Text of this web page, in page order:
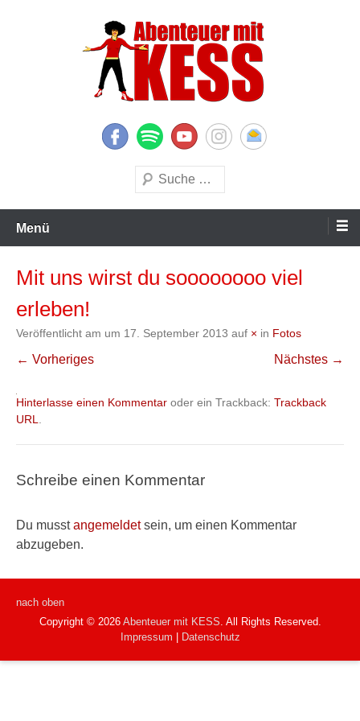
Abenteuer mit KESS
Suchen
Menü
Mit uns wirst du soooooooo viel
erleben!
Veröffentlicht am um 17. September 2013 auf × in Fotos
← Vorheriges Nächstes →
Hinterlasse einen Kommentar oder ein Trackback: Trackback
URL
Schreibe einen Kommentar
Du musstangemeldetsein, um einen Kommentar
abzugeben.
nach oben
Copyright © 2026 Abenteuer mit KESS. All Rights Reserved.
Impressum
Datenschutz